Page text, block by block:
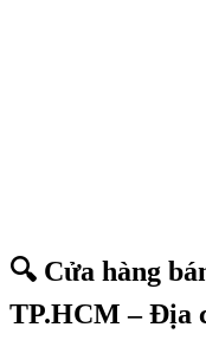
🔍 Cửa hàng
TP.HCM – Địa